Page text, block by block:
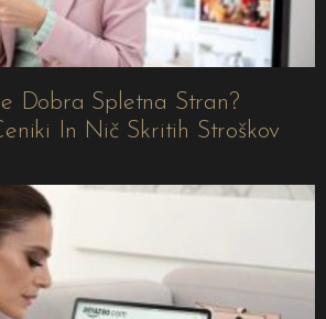
Dobra Spletna Stran?
In Nič Skritih Stroškov